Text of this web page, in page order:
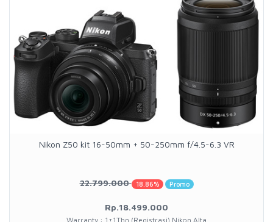
Nikon Z50 kit 16-50mm + 50-250mm f/4.5-6.3 VR
22.799.000 18.86% Promo
Rp.18.499.000
Warranty : 1+1Thn (Registrasi) Nikon Alta